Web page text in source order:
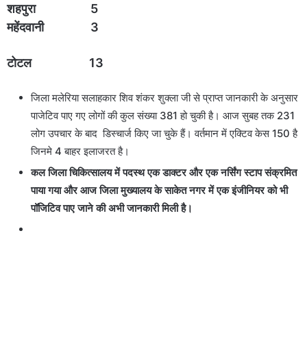
शहपुरा 5
महेंदवानी 3
टोटल 13
जिला मलेरिया सलाहकार शिव शंकर शुक्ला जी से प्राप्त जानकारी के अनुसार
पाजेटिव पाए गए लोगों की कुल संख्या 381 हो चुकी है। आज सुबह तक 231
लोग उपचार के बाद डिस्चार्ज किए जा चुके हैं। वर्तमान में एक्टिव केस 150 है
जिनमे 4 बाहर इलाजरतहै।
कल जिला चिकित्सालय में पदस्थ एक डाक्टर और एक नर्सिंग स्टाप संक्रमित
पाया गया और आज जिला मुख्यालय के साकेत नगर में एक इंजीनियर को भी
पॉजिटिव पाए जाने की अभी जानकारी मिली है।